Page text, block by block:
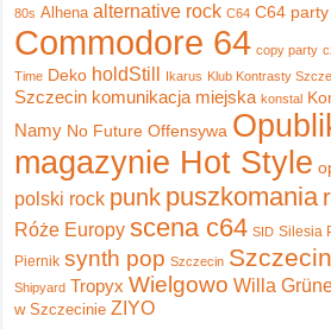
80s Alhena alternative rock C64 C64 party
Commodore 64 copy party
Time Deko holdStill Ikarus Klub Kontrasty
Szczecin komunikacja miejska konstal
Namy No Future Offensywa
magazynie Hot Style
polski rock punk puszkomania
Róże Europy scena c64 SID Silesia
Piernik synth pop Szczecin
Shipyard Tropyx Wielgowo Willa
w Szczecinie ZIYO